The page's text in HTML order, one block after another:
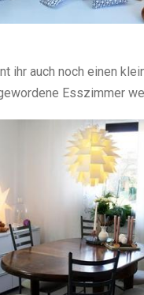
ihr auch noch einen
Esszimmer